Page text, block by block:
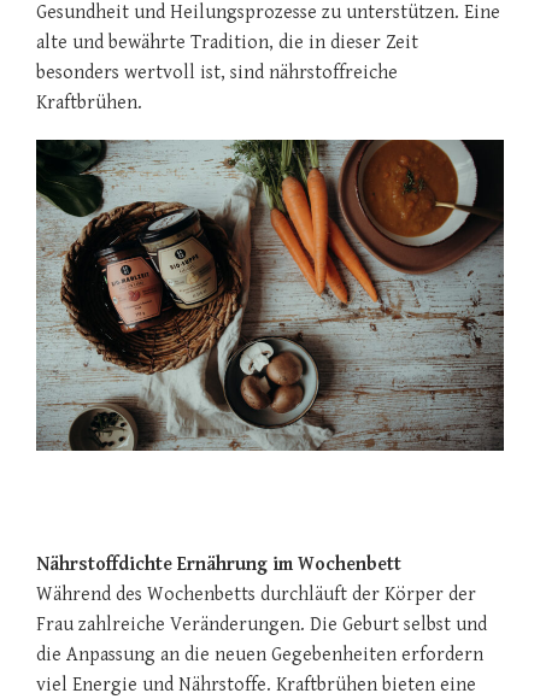
Gesundheit und Heilungsprozesse zu unterstützen. Eine
alte und bewährte Tradition, die in dieser Zeit
besonders wertvoll ist, sind nährstoffreiche
Kraftbrühen.
Nährstoffdichte Ernährung im Wochenbett
Während des Wochenbetts durchläuft der Körper der
Frau zahlreiche Veränderungen. Die Geburt selbst und
die Anpassung an die neuen Gegebenheiten erfordern
viel Energie und Nährstoffe. Kraftbrühen bieten eine